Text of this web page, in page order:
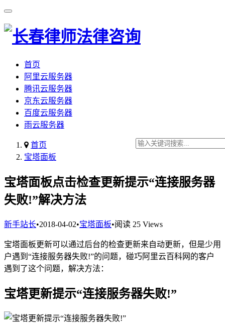
首页
阿里云服务器
腾讯云服务器
京东云服务器
百度云服务器
雨云服务器
首页
宝塔面板
宝塔面板点击检查更新提示“连接服务器
失败!”解决方法
新手站长•2018-04-02•宝塔面板•阅读 25 Views
宝塔面板更新可以通过后台的检查更新来自动更新，但是少用
户遇到“连接服务器失败!”的问题，碰巧阿里云百科网的客户
遇到了这个问题，解决方法：
宝塔更新提示“连接服务器失败!”